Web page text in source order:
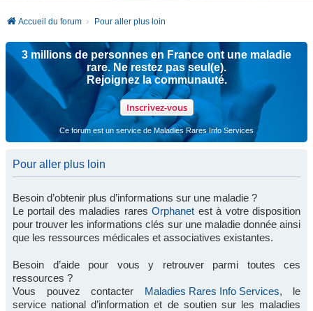
Accueil du forum Pour aller plus loin
3 millions de personnes en France ont une maladie
rare. Ne restez pas seul(e).
Rejoignez la communauté.
Inscrivez-vous
Ce forum est un service de Maladies Rares Info Services
Pour aller plus loin
Besoin d’obtenir plus d’informations sur une maladie ?
Le portail des maladies raresOrphanet est à votre disposition
pour trouver les informations clés sur une maladie donnée ainsi
que les ressources médicales et associatives existantes.
Besoin d’aide pour vous y retrouver parmi toutes ces
ressources ?
Vous pouvez contacter Maladies Rares Info Services, le
service national d’information et de soutien sur les maladies